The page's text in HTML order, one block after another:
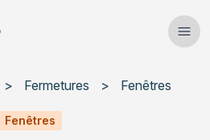
> Fermetures > Fenêtres
Fenêtres